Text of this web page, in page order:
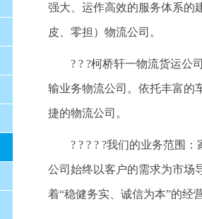
强大、运作高效的服务体系的
皮、零担）物流公司。
? ? ?柯桥轩一物流货运公
输业务物流公司。依托丰富的
捷的物流公司。
? ? ? ? ?我们的业务范围
公司始终以客户的需求为市场
着“稳健务实、诚信为本”的经